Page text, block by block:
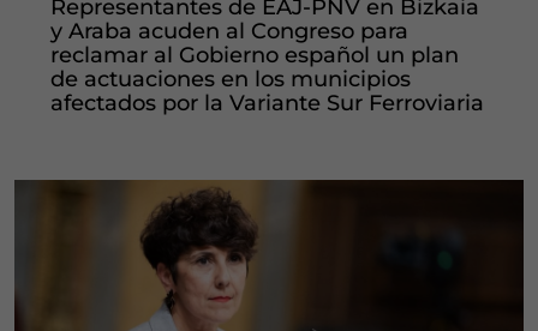
Representantes de EAJ-PNV en Bizkaia
y Araba acuden al Congreso para
reclamar al Gobierno español un plan
de actuaciones en los municipios
afectados por la Variante Sur Ferroviaria